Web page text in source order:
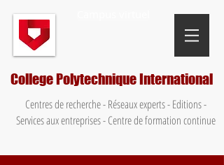
College Polytechnique International
Centres de recherche - Réseaux experts - Editions -
Services aux entreprises - Centre de formation continue